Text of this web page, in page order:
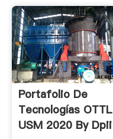
Portafolio De
Tecnologías OTTL
USM 2020 By Dpii